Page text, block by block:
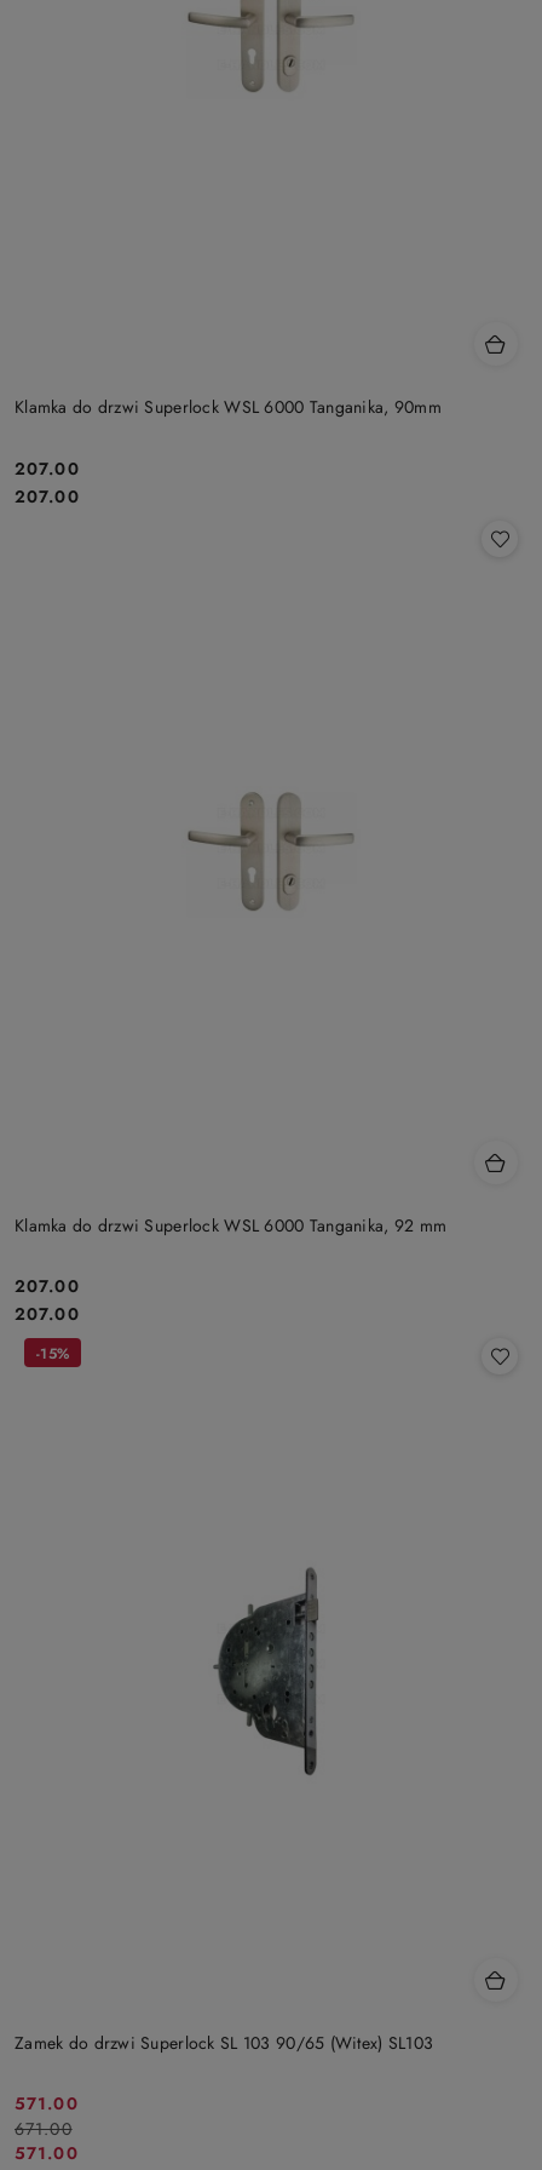
Klamka do drzwi Superlock WSL 6000 Tanganika, 90mm
Cena:
207.00
Cena:
207.00
Klamka do drzwi Superlock WSL 6000 Tanganika, 92 mm
Cena:
207.00
Cena:
207.00
Zamek do drzwi Superlock SL 103 90/65 (Witex) SL103
Cena
promocyjna:
571.00
Cena
przed
promocją:
671.00
Cena
571.00
Cena
-15%